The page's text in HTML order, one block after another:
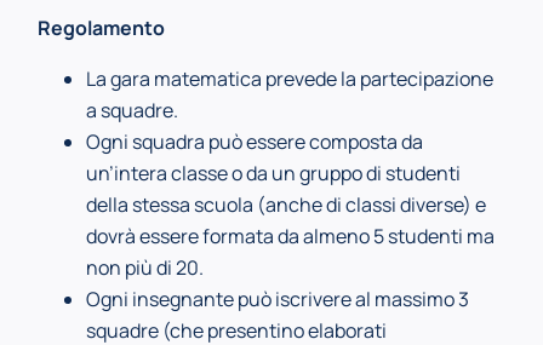
Regolamento
La gara matematica prevede la partecipazione
a squadre.
Ogni squadra può essere composta da
un’intera classe o da un gruppo di studenti
della stessa scuola (anche di classi diverse) e
dovrà essere formata da almeno 5 studenti ma
non più di 20.
Ogni insegnante può iscrivere al massimo 3
squadre (che presentino elaborati